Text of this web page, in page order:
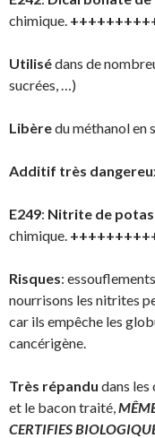
chimique.
Utilisédans de
sucrées, …)
Libèredu méthanol en
Additif très
E249: Nitrite de
chimique.
Risques:
nourrisons les nitrites
car ils empêche les
cancérigène.
Très répandu dans les
et le bacon traité,
CERTIFIES